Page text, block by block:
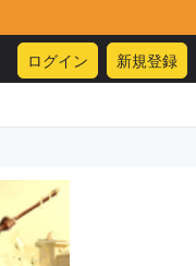
ログイン 新規登録